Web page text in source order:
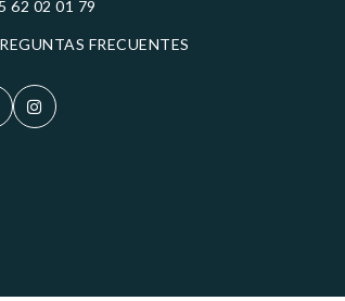
62 02 01 79
FRECUENTES